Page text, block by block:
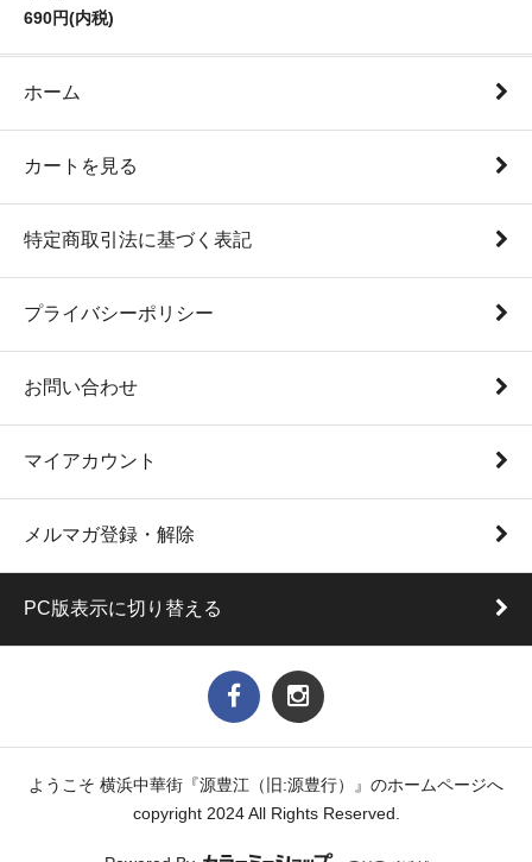
690円(内税)
ホーム
カートを見る
特定商取引法に基づく表記
プライバシーポリシー
お問い合わせ
マイアカウント
メルマガ登録・解除
PC版表示に切り替える
ようこそ 横浜中華街『源豊江（旧:源豊行）』のホームページへ
copyright 2024 All Rights Reserved.